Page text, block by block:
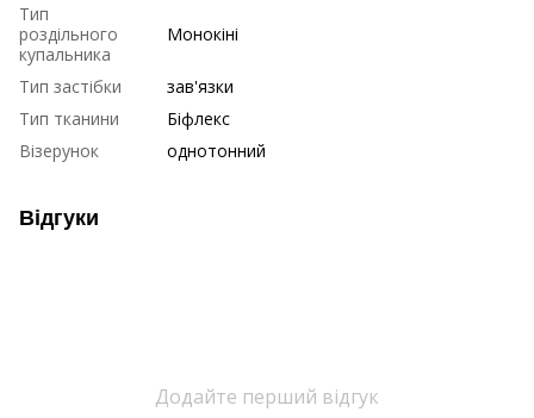
Тип
роздільного
купальника
Монокіні
Тип застібки
зав'язки
Тип тканини
Біфлекс
Візерунок
однотонний
Відгуки
Додайте перший відгук